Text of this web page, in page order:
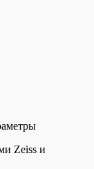
Zeiss и